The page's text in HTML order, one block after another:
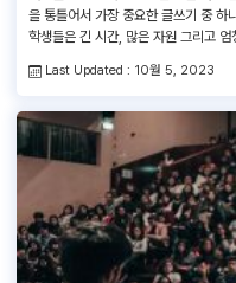
을 통틀어서 가장 중요한 글쓰기 중 하
학생들은 긴 시간, 많은 자원 그리고
오류가 없어야 합니다. 왜 영어 학위 […]
Last Updated : 10월 5, 2023